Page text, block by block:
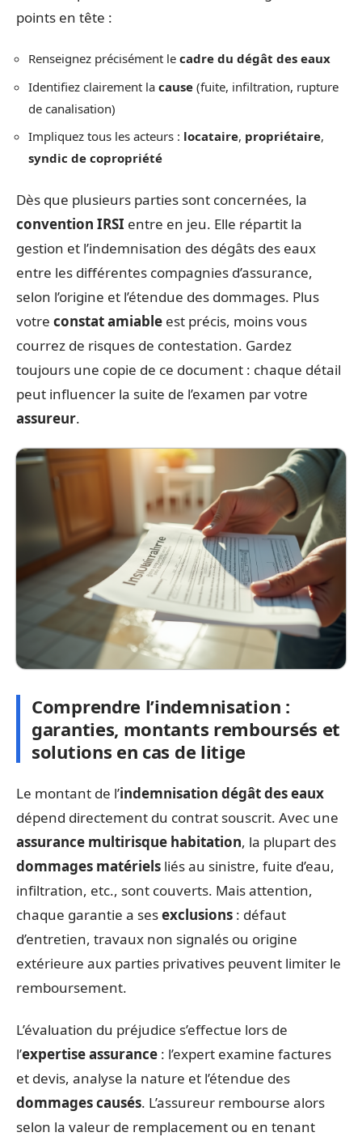
points en tête :
Renseignez précisément le cadre du dégât des eaux
Identifiez clairement la cause (fuite, infiltration, rupture
de canalisation)
Impliquez tous les acteurs : locataire, propriétaire,
syndic de copropriété
Dès que plusieurs parties sont concernées, la
convention IRSI entre en jeu. Elle répartit la
gestion et l’indemnisation des dégâts des eaux
entre les différentes compagnies d’assurance,
selon l’origine et l’étendue des dommages. Plus
votre constat amiable est précis, moins vous
courrez de risques de contestation. Gardez
toujours une copie de ce document : chaque détail
peut influencer la suite de l’examen par votre
assureur.
Comprendre l’indemnisation :
garanties, montants remboursés et
solutions en cas de litige
Le montant de l’indemnisation dégât des eaux
dépend directement du contrat souscrit. Avec une
assurance multirisque habitation, la plupart des
dommages matériels liés au sinistre, fuite d’eau,
infiltration, etc., sont couverts. Mais attention,
chaque garantie a sesexclusions : défaut
d’entretien, travaux non signalés ou origine
extérieure aux parties privatives peuvent limiter le
remboursement.
L’évaluation du préjudice s’effectue lors de
l’expertise assurance : l’expert examine factures
et devis, analyse la nature et l’étendue des
dommages causés. L’assureur rembourse alors
selon la valeur de remplacement ou en tenant